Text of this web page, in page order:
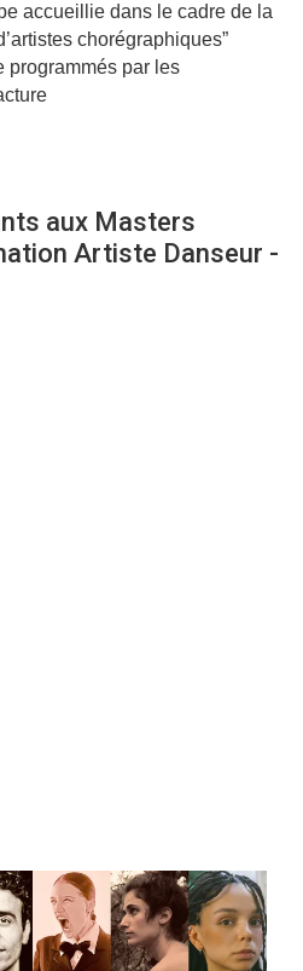
accueillie dans le cadre de la
chorégraphiques”
programmés par les
aux Masters
Artiste Danseur -